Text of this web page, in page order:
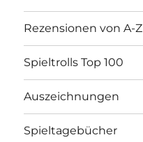
Rezensionen von A-Z
Spieltrolls Top 100
Auszeichnungen
Spieltagebücher